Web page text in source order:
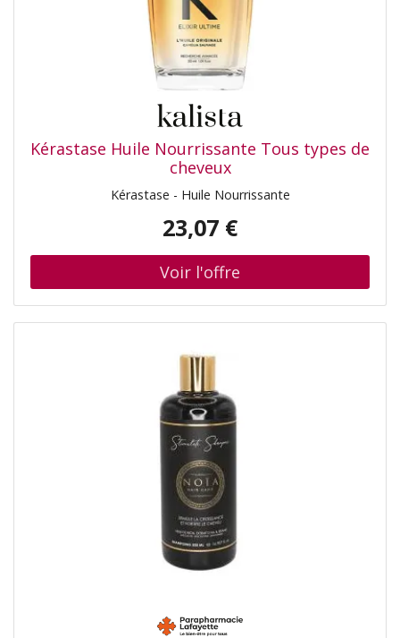
Kérastase Huile Nourrissante Tous types de
cheveux
Kérastase - Huile Nourrissante
23,07 €